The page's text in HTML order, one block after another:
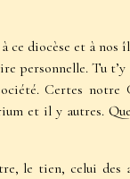
diocèse et à nos
Tu
Certes notre
et il y autres.
le tien, celui des